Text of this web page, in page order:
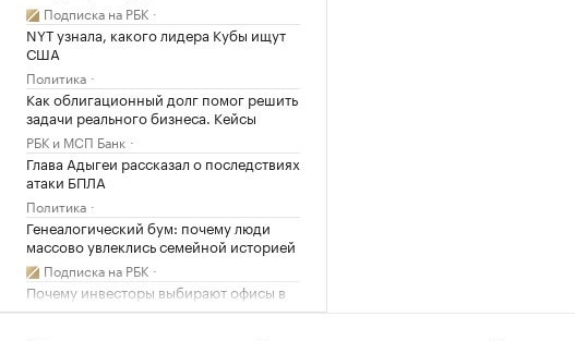
Подписка на РБК
NYT узнала, какого лидера Кубы ищут
США
Политика
Как облигационный долг помог решить
задачи реального бизнеса. Кейсы
РБК и МСП Банк
Глава Адыгеи рассказал о последствиях
атаки БПЛА
Политика
Генеалогический бум: почему люди
массово увлеклись семейной историей
Подписка на РБК
Почему инвесторы выбирают офисы в
оживленных районах Москвы